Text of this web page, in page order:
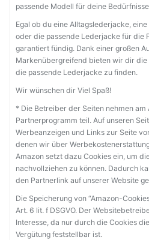
passende Modell für deine
Egal ob du eine Alltagslederjacke,
oder die passende Lederjacke für die
garantiert fündig. Dank einer großen
Markenübergreifend bieten wir dir die
die passende Lederjacke zu finden.
Wir wünschen dir Viel Spaß!
* Die Betreiber der Seiten nehmen am
Partnerprogramm teil. Auf unseren
Werbeanzeigen und Links zur Seite
denen wir über
Amazon setzt dazu Cookies ein, um
nachvollziehen zu können. Dadurch
den Partnerlink auf unserer Website
Die Speicherung von “Amazon-
Art. 6 lit. f DSGVO. Der
Interesse, da nur durch die Cookies
Vergütung feststellbar ist.